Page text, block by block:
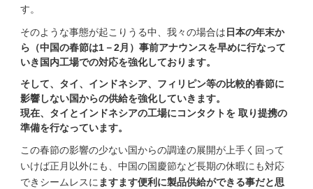
す。
そのような事態が起こりうる中、我々の場合は 日本の年末か
ら（中国の春節は1－2月）事前アナウンスを早めに行なって
いき国内工場での対応を強化しております。
そして、タイ、インドネシア、フィリピン等の比較的春節に
影響しない国からの供給を強化していきます。
現在、タイとインドネシアの工場にコンタクトを 取り提携の
準備を行なっています。
この春節の影響の少ない国からの調達の展開が上手く回って
いけば正月以外にも、中国の国慶節など長期の休暇にも対応
できシームレスに ますます便利に製品供給ができる事だと思